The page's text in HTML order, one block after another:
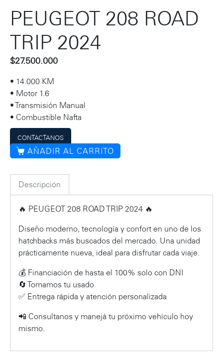
PEUGEOT 208 ROAD
TRIP 2024
$27.500.000
• 14.000 KM
• Motor 1.6
• Transmisión Manual
• Combustible Nafta
CONTACTANOS
AÑADIR AL CARRITO
Descripción
🔥 PEUGEOT 208 ROAD TRIP 2024 🔥
Diseño moderno, tecnología y confort en uno de los
hatchbacks más buscados del mercado. Una unidad
prácticamente nueva, ideal para disfrutar cada viaje.
💰 Financiación de hasta el 100% solo con DNI
🔄 Tomamos tu usado
✅ Entrega rápida y atención personalizada
📲 Consultanos y manejá tu próximo vehículo hoy
mismo.